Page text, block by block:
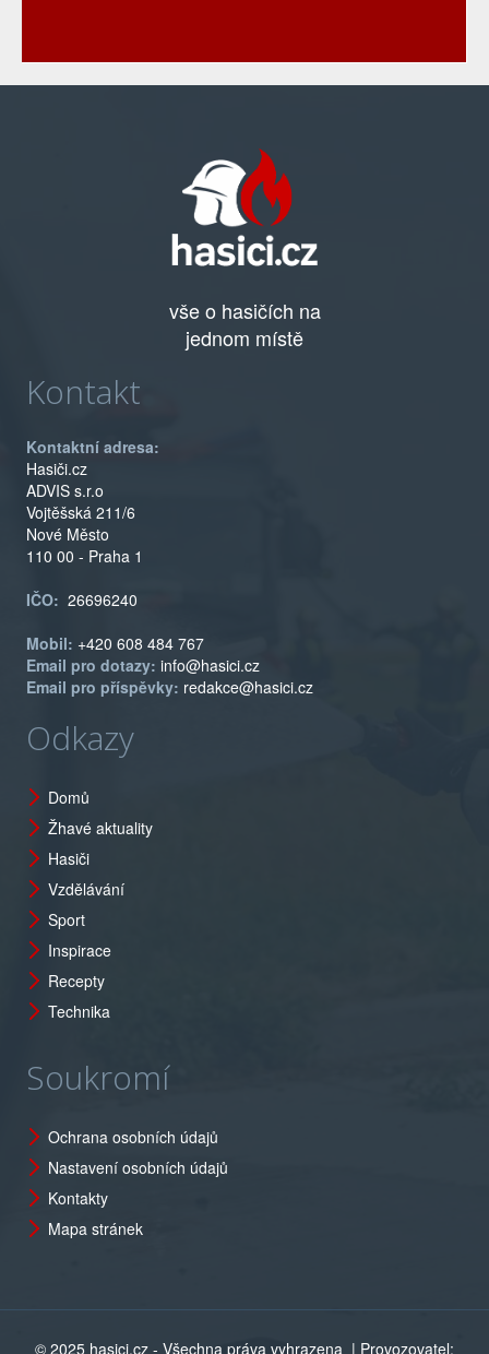
vše o hasičích na
jednom místě
Kontakt
Kontaktní adresa:
Hasiči.cz
ADVIS s.r.o
Vojtěšská 211/6
Nové Město
110 00 - Praha 1
IČO: 26696240
Mobil: +420 608 484 767
Email pro dotazy: info@hasici.cz
Email pro příspěvky: redakce@hasici.cz
Odkazy
Domů
Žhavé aktuality
Hasiči
Vzdělávání
Sport
Inspirace
Recepty
Technika
Soukromí
Ochrana osobních údajů
Nastavení osobních údajů
Kontakty
Mapa stránek
© 2025 hasici.cz - Všechna práva vyhrazena | Provozovatel: